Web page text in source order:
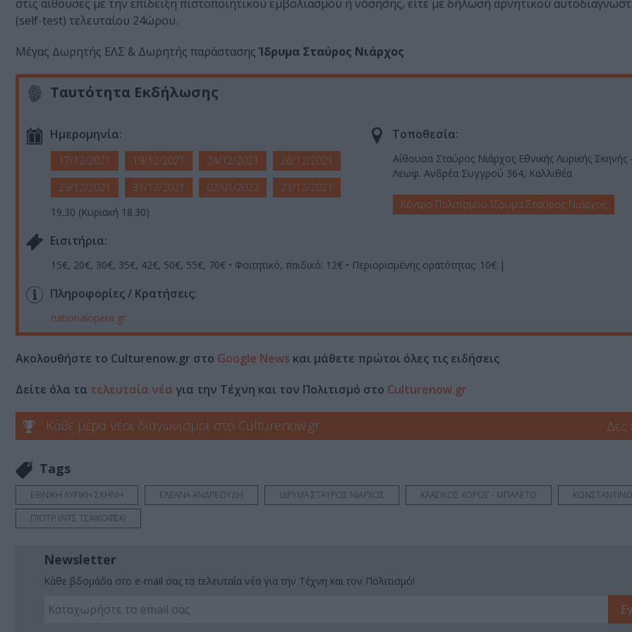
στις αίθουσες με την επίδειξη πιστοποιητικού εμβολιασμού ή νόσησης, είτε με δήλωση αρνητικού
(self-test) τελευταίου 24ώρου.
Μέγας Δωρητής ΕΛΣ & Δωρητής παράστασης Ίδρυμα Σταύρος Νιάρχος
Ταυτότητα Εκδήλωσης
Ημερομηνία:
17/12/2021 19/12/2021 24/12/2021
26/12/2021
29/12/2021
31/12/2021 02/01/2022
23/12/2021
19.30 (Κυριακή 18.30)
Τοποθεσία:
Αίθουσα Σταύρος Νιάρχος Εθνικής Λυρικής
Λεωφ. Ανδρέα Συγγρού 364, Καλλιθέα
Κέντρο Πολιτισμού Ίδρυμα Σταύρος Νιάρχος
Eισιτήρια:
15€, 20€, 30€, 35€, 42€, 50€, 55€, 70€ • Φοιτητικό, παιδικό: 12€ • Περιορισμένης ορατότητας: 10€ |
Πληροφορίες / Κρατήσεις:
nationalopera.gr
Ακολουθήστε το Culturenow.gr στο Google News και μάθετε πρώτοι όλες τις ειδήσεις
Δείτε όλα τα τελευταία νέα για την Τέχνη και τον Πολιτισμό στο Culturenow.gr
Κάθε μέρα νέοι διαγωνισμοί στο Culturenow.gr Δες
Tags
ΕΘΝΙΚΗ ΛΥΡΙΚΗ ΣΚΗΝΗ ΕΛΕΑΝΑ ΑΝΔΡΕΟΥΔΗ ΙΔΡΥΜΑ ΣΤΑΥΡΟΣ ΝΙΑΡΧΟΣ ΚΛΑΣΙΚΟΣ ΧΟΡΟΣ - ΜΠΑΛΕΤΟ
ΠΙΟΤΡ ΙΛΙΤΣ ΤΣΑΪΚΟΦΣΚΙ
Newsletter
Κάθε βδομάδα στο e-mail σας τα τελευταία νέα για την Τέχνη και τον Πολιτισμό!